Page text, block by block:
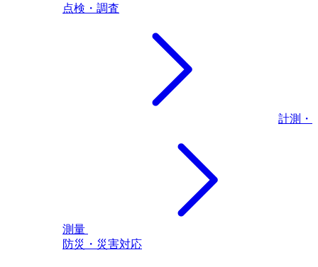
点検・調査
計測・
測量
防災・災害対応